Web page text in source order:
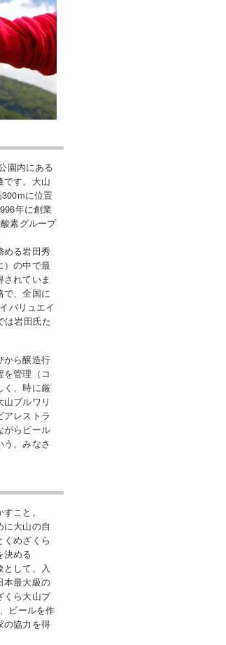
園内にある
です。大山
に位置
年に創業
素グループ
める岩田秀
）の中で最
れていま
で、全国に
バリュエイ
は岩田氏た
から醸造行
を管理（コ
く、時に厳
ブルワリ
アレストラ
がらビール
、みなさ
こと。
に大山の自
くめざくら
決める
として、入
本最大級の
くら大山ブ
ビールを作
の協力を得